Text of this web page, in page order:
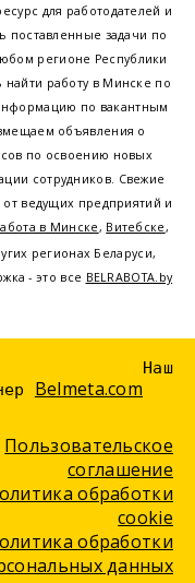
для работодателей и
поставленные задачи по
регионе Республики
работу в Минске по
по вакантным
объявления о
по освоению новых
сотрудников. Свежие
ведущих предприятий и
в Минске, Витебске,
регионах Беларуси,
- это все BELRABOTA.by
Наш
Belmeta.com
Пользовательское
соглашение
обработки
cookie
обработки
данных